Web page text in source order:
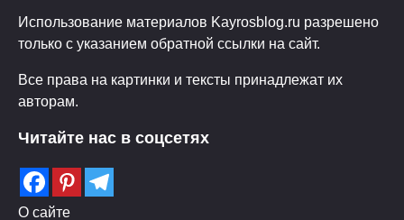
Использование материалов Kayrosblog.ru разрешено
только с указанием обратной ссылки на сайт.
Все права на картинки и тексты принадлежат их
авторам.
Читайте нас в соцсетях
О сайте